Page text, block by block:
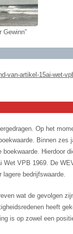
Gewinn”
van-artikel-15ai-wet-
Op het
Binnen zes
Hierdoor
Wet VPB 1969. De
lagere bedrijfswaarde.
wat de gevolgen
heeft
is op zowel een